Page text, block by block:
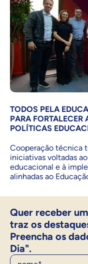
TODOS PELA
PARA
POLÍTICAS
Cooperação técnica
iniciativas voltadas
educacional e à
alinhadas ao
Quer receber
traz os
Preencha os
Dia".
Nome